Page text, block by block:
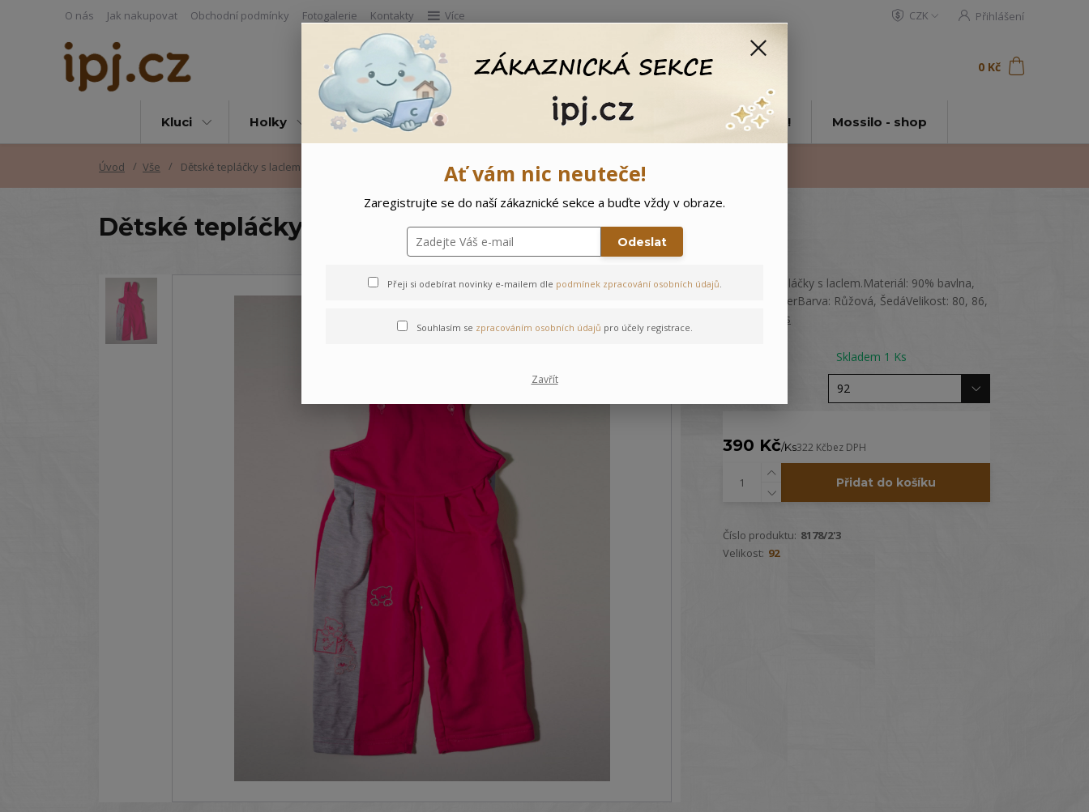
O nás Jak nakupovat Obchodní podmínky Fotogalerie Kontakty Více CZK Přihlášení
Hledat 0 Kč
Kluci Holky Vše Doprodej Ostatní 🌲 Vítejte ve světě Mossilo! Mossilo - shop
Úvod Vše Dětské tepláčky s laclem Medvídci
Dětské tepláčky s laclem Medvídci
Vyšívané tepláčky s laclem.Materiál: 90% bavlna,
10% polyesterBarva: Růžová, ŠedáVelikost: 80, 86,
celý popis
Skladem 1 Ks
390 Kč/Ks322 Kčbez DPH
Přidat do košíku
Číslo produktu: 8178/2'3
Velikost: 92
Ať vám nic neuteče!
Zaregistrujte se do naší zákaznické sekce a buďte vždy v obraze.
Odeslat
Přeji si odebírat novinky e-mailem dle podmínek zpracování osobních údajů.
Souhlasím se zpracováním osobních údajů pro účely registrace.
Zavřít